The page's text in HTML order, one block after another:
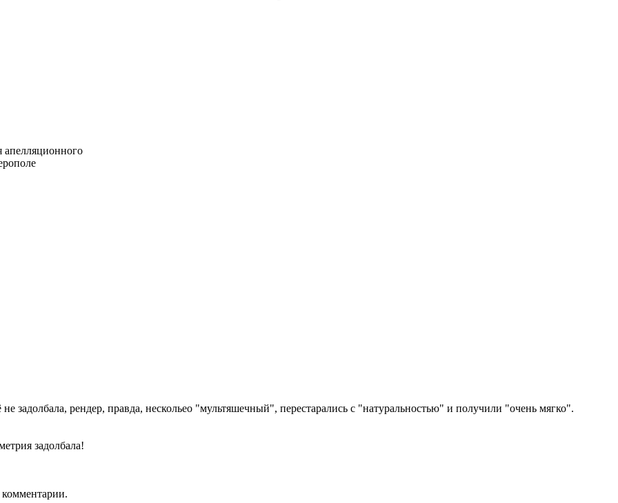
апелляционного
задолбала, рендер, правда, нескольео "мультяшечный", перестарались с "натуральностью" и получили "очень мягко".
задолбала!
комментарии.